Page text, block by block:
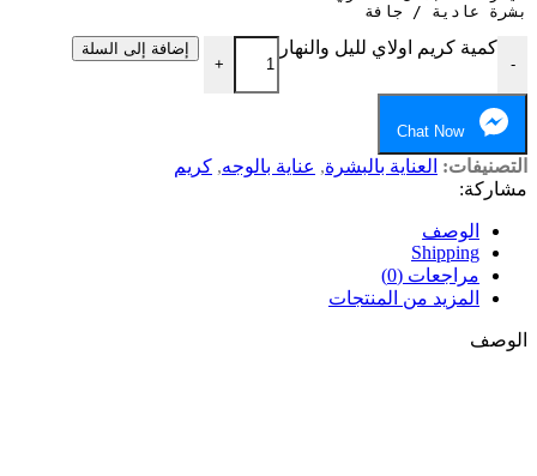
بشرة عادية / جافة
-
كمية كريم اولاي لليل والنهار
+
إضافة إلى السلة
Chat Now
التصنيفات: العناية بالبشرة, عناية بالوجه, كريم
مشاركة:
الوصف
Shipping
مراجعات (0)
المزيد من المنتجات
الوصف